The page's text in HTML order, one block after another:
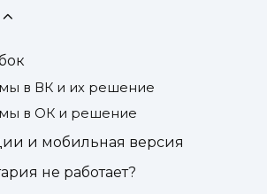
в ВК и их решение
в ОК и решение
и мобильная версия
не работает?